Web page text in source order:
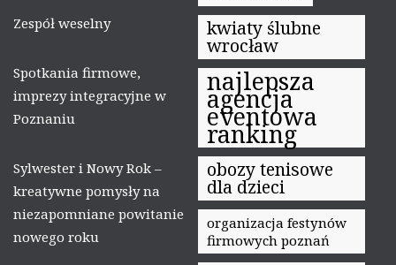
Zespół weselny
Spotkania firmowe,
imprezy integracyjne w
Poznaniu
Sylwester i Nowy Rok –
kreatywne pomysły na
niezapomniane powitanie
nowego roku
kwiaty ślubne
wrocław
najlepsza
agencja
eventowa
ranking
obozy tenisowe
dla dzieci
organizacja festynów
firmowych poznań